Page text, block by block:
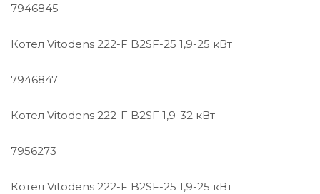
7946845
Котел Vitodens 222-F B2SF-25 1,9-25 кВт
7946847
Котел Vitodens 222-F B2SF 1,9-32 кВт
7956273
Котел Vitodens 222-F B2SF-25 1,9-25 кВт